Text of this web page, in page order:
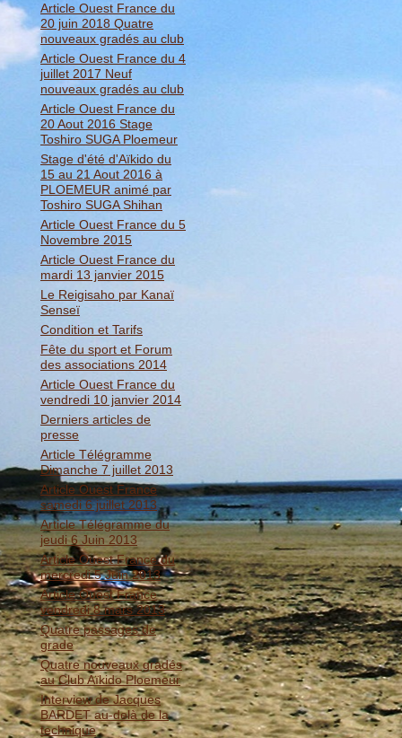
Article Ouest France du
20 juin 2018 Quatre
nouveaux gradés au club
Article Ouest France du 4
juillet 2017 Neuf
nouveaux gradés au club
Article Ouest France du
20 Aout 2016 Stage
Toshiro SUGA Ploemeur
Stage d'été d'Aïkido du
15 au 21 Aout 2016 à
PLOEMEUR animé par
Toshiro SUGA Shihan
Article Ouest France du 5
Novembre 2015
Article Ouest France du
mardi 13 janvier 2015
Le Reigisaho par Kanaï
Senseï
Condition et Tarifs
Fête du sport et Forum
des associations 2014
Article Ouest France du
vendredi 10 janvier 2014
Derniers articles de
presse
Article Télégramme
Dimanche 7 juillet 2013
Article Ouest France
samedi 6 juillet 2013
Article Télégramme du
jeudi 6 Juin 2013
Article Ouest France du
mercredi 5 Juin 2013
Article Ouest France
vendredi 8 mars 2013
Quatre passages de
grade
Quatre nouveaux gradés
au Club Aïkido Ploemeur
Interview de Jacques
BARDET au-delà de la
technique